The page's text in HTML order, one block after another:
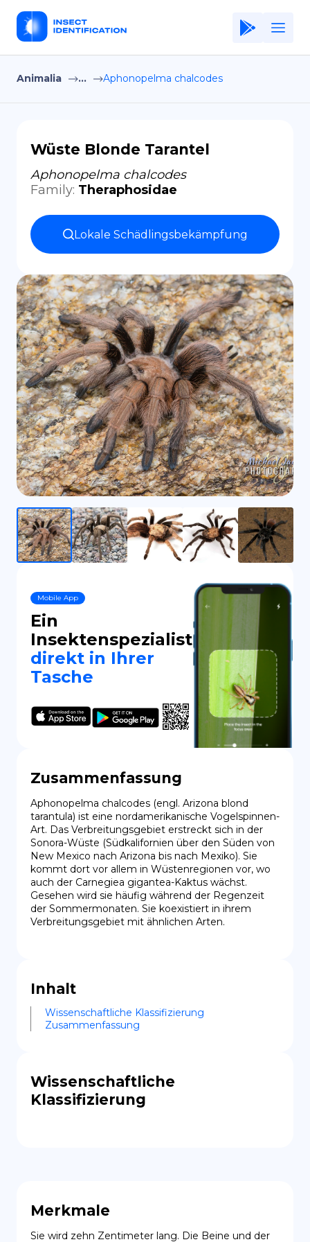
Home
Terms of Use
Privacy Policy
EN
FR
ES
Animalia ... Aphonopelma chalcodes
Wüste Blonde Tarantel
Aphonopelma chalcodes
Family: Theraphosidae
Lokale Schädlingsbekämpfung
Mobile App
Ein
Insektenspezialist
direkt in Ihrer
Tasche
Zusammenfassung
Aphonopelma chalcodes (engl. Arizona blond
tarantula) ist eine nordamerikanische Vogelspinnen-
Art. Das Verbreitungsgebiet erstreckt sich in der
Sonora-Wüste (Südkalifornien über den Süden von
New Mexico nach Arizona bis nach Mexiko). Sie
kommt dort vor allem in Wüstenregionen vor, wo
auch der Carnegiea gigantea-Kaktus wächst.
Gesehen wird sie häufig während der Regenzeit
der Sommermonaten. Sie koexistiert in ihrem
Verbreitungsgebiet mit ähnlichen Arten.
Inhalt
Wissenschaftliche Klassifizierung
Zusammenfassung
Wissenschaftliche
Klassifizierung
Merkmale
Sie wird zehn Zentimeter lang. Die Beine und der